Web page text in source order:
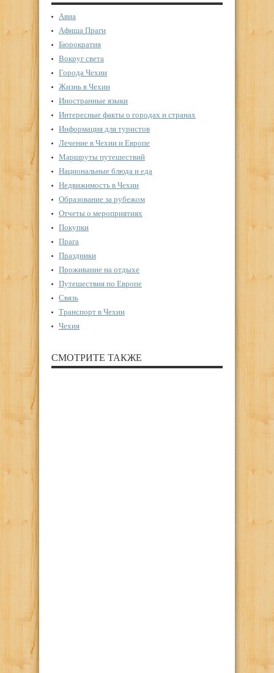
Авиа
Афиша Праги
Бюрократия
Вокруг света
Города Чехии
Жизнь в Чехии
Иностранные языки
Интересные факты о городах и странах
Информация для туристов
Лечение в Чехии и Европе
Маршруты путешествий
Национальные блюда и еда
Недвижимость в Чехии
Образование за рубежом
Отчеты о мероприятиях
Покупки
Прага
Праздники
Проживание на отдыхе
Путешествия по Европе
Связь
Транспорт в Чехии
Чехия
СМОТРИТЕ ТАКЖЕ